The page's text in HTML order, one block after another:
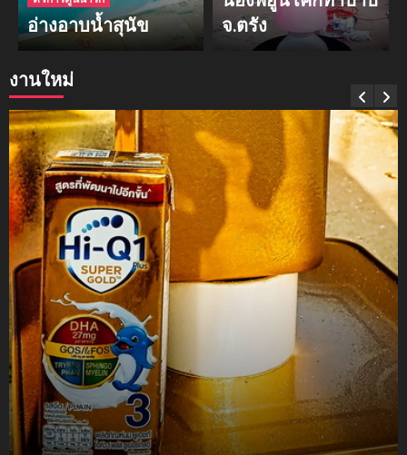
งานใหม่
อ่างอาบน้ำสุนัข
จ.ตรัง
3
mockups
soul young
4
mockups
ม็อคอัพขวด bsab
mockups
ม็อคอัพน้ำมันวังว่าน